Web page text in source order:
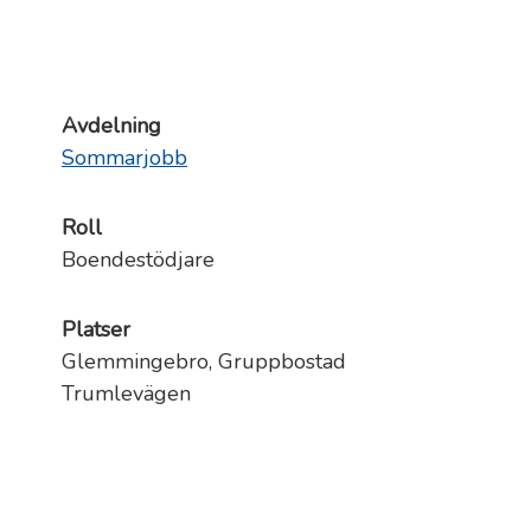
Avdelning
Sommarjobb
Roll
Boendestödjare
Platser
Glemmingebro, Gruppbostad
Trumlevägen